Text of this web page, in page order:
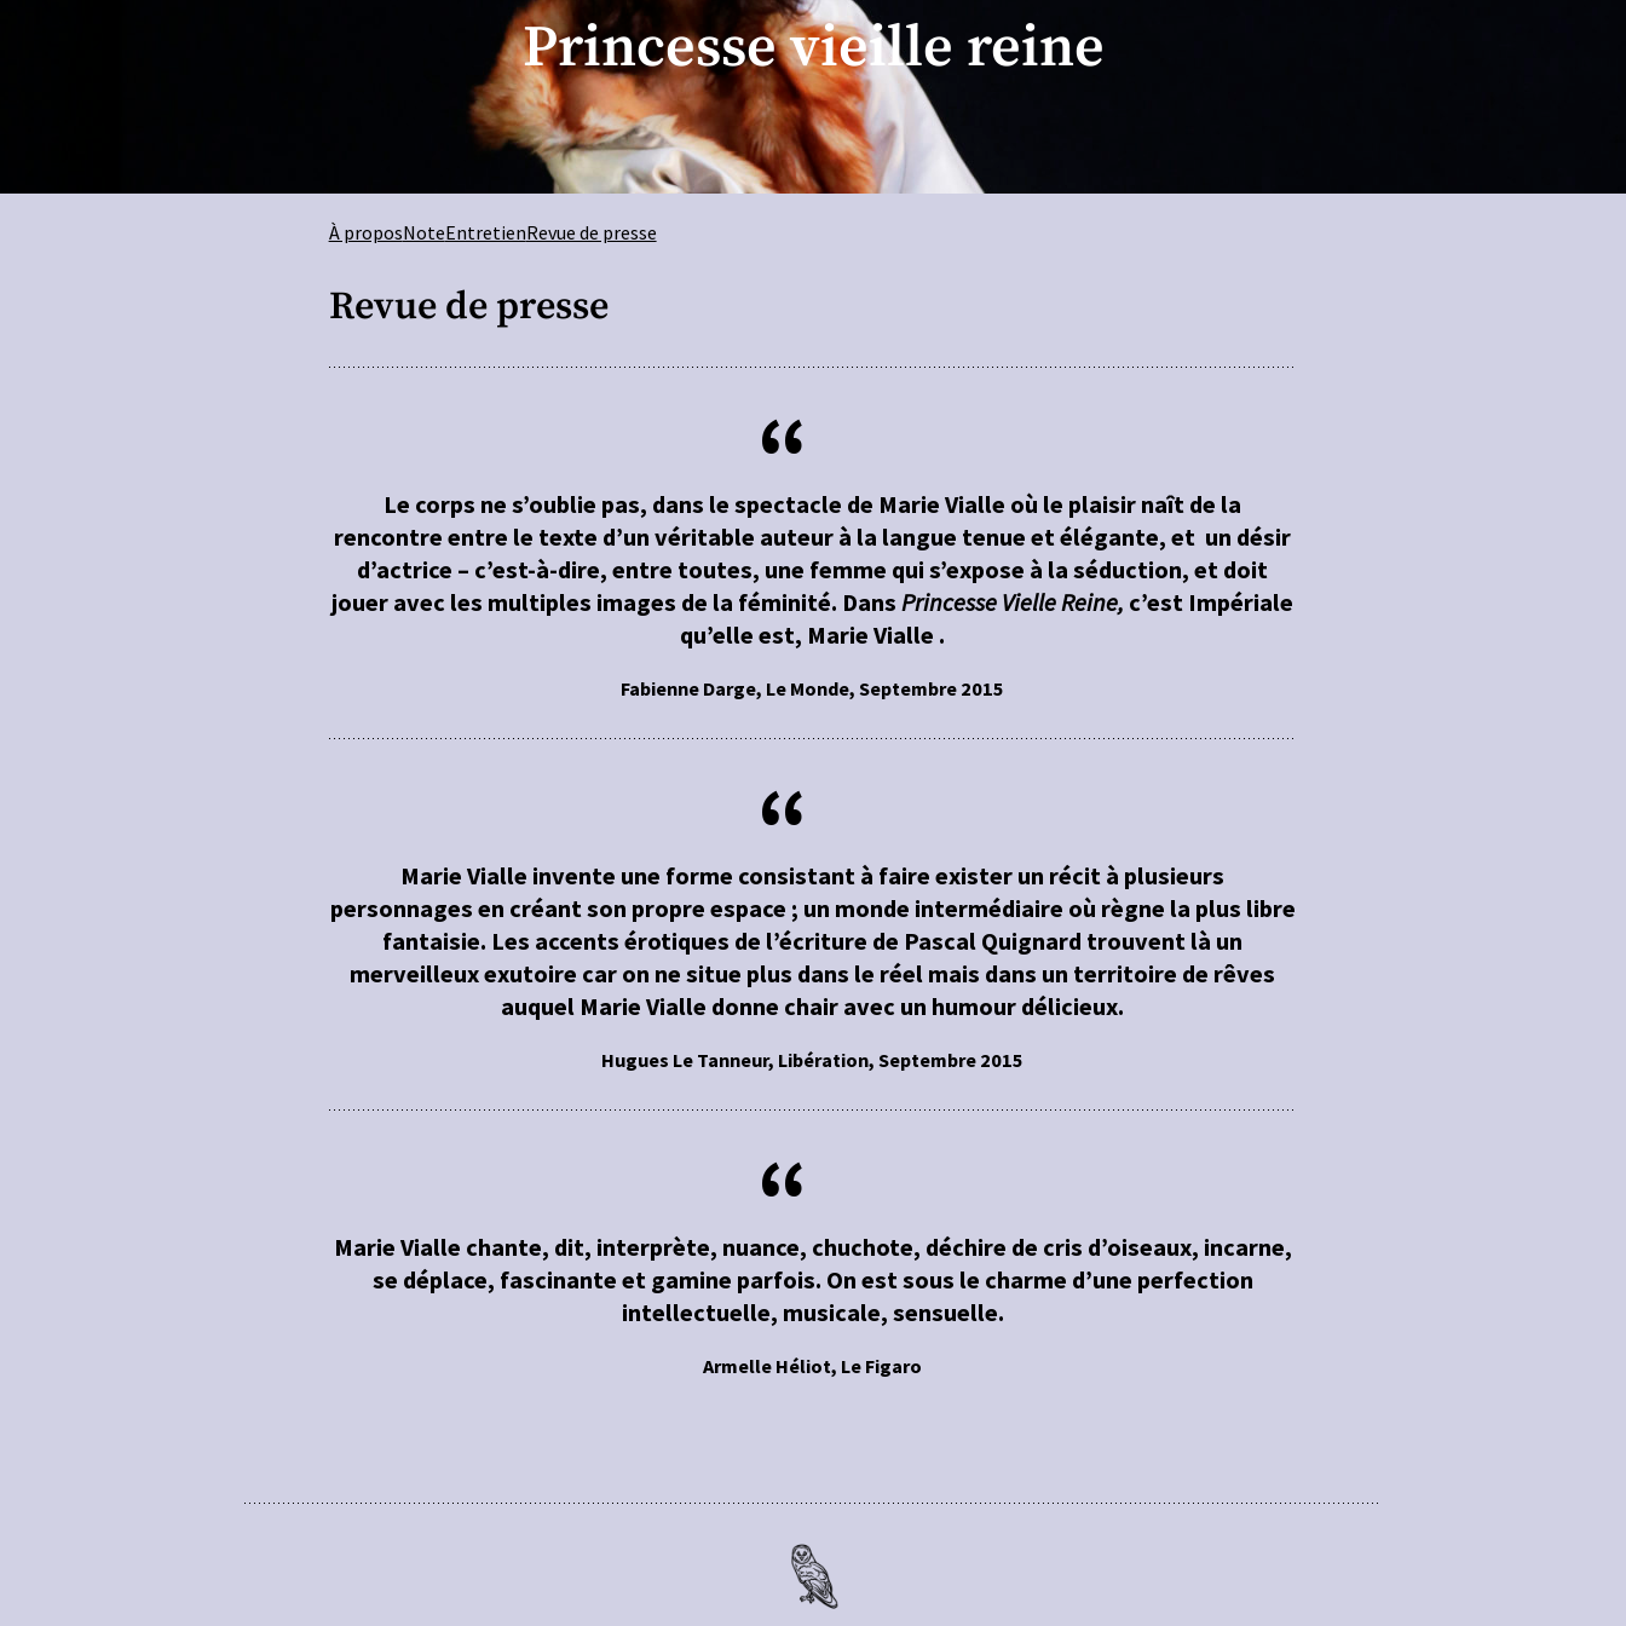
Princesse vieille reine
À proposNoteEntretienRevue de presse
Revue de presse
Le corps ne s’oublie pas, dans le spectacle de Marie Vialle où le plaisir naît de la
rencontre entre le texte d’un véritable auteur à la langue tenue et élégante, et un désir
d’actrice – c’est-à-dire, entre toutes, une femme qui s’expose à la séduction, et doit
jouer avec les multiples images de la féminité. DansPrincesse Vielle Reine, c’est Impériale
qu’elle est, Marie Vialle .
Fabienne Darge, Le Monde, Septembre 2015
Marie Vialle invente une forme consistant à faire exister un récit à plusieurs
personnages en créant son propre espace ; un monde intermédiaire où règne la plus libre
fantaisie. Les accents érotiques de l’écriture de Pascal Quignard trouvent là un
merveilleux exutoire car on ne situe plus dans le réel mais dans un territoire de rêves
auquel Marie Vialle donne chair avec un humour délicieux.
Hugues Le Tanneur, Libération, Septembre 2015
Marie Vialle chante, dit, interprète, nuance, chuchote, déchire de cris d’oiseaux, incarne,
se déplace, fascinante et gamine parfois. On est sous le charme d’une perfection
intellectuelle, musicale, sensuelle.
Armelle Héliot, Le Figaro